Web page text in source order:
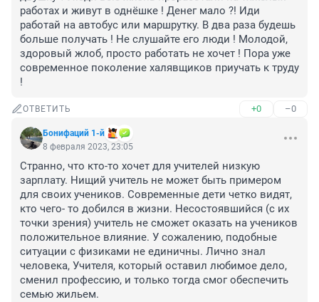
работах и живут в однёшке ! Денег мало ?! Иди
работай на автобус или маршрутку. В два раза будешь
больше получать ! Не слушайте его люди ! Молодой,
здоровый жлоб, просто работать не хочет ! Пора уже
современное поколение халявщиков приучать к труду
!
ОТВЕТИТЬ +0 –0
Бонифаций 1-й
8 февраля 2023, 23:05
Странно, что кто-то хочет для учителей низкую
зарплату. Нищий учитель не может быть примером
для своих учеников. Современные дети четко видят,
кто чего- то добился в жизни. Несостоявшийся (с их
точки зрения) учитель не сможет оказать на учеников
положительное влияние. У сожалению, подобные
ситуации с физиками не единичны. Лично знал
человека, Учителя, который оставил любимое дело,
сменил профессию, и только тогда смог обеспечить
семью жильем.